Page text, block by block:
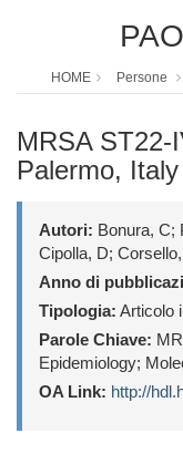
HOME Persone
MRSA ST22-
Palermo, Italy
Autori: Bonura, C;
Cipolla, D;
Anno di
Tipologia: Articolo
Parole Chiave:
Epidemiology;
OA Link: http://